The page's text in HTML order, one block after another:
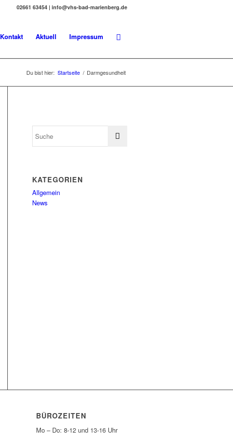
02661 63454 | info@vhs-bad-marienberg.de
Kontakt Aktuell Impressum
Du bist hier: Startseite / Darmgesundheit
KATEGORIEN
Allgemein
News
BÜROZEITEN
Mo – Do: 8-12 und 13-16 Uhr